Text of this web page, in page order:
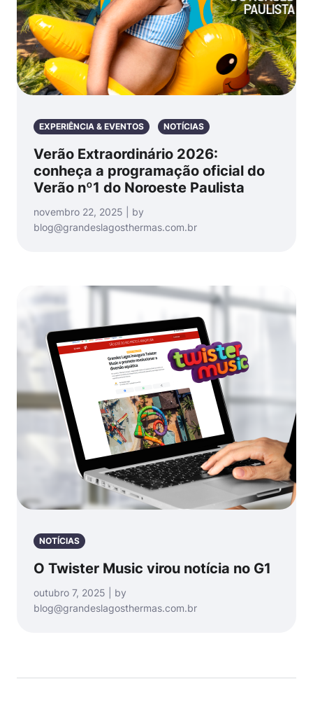
EXPERIÊNCIA & EVENTOS NOTÍCIAS
Verão Extraordinário 2026:
conheça a programação oficial do
Verão nº1 do Noroeste Paulista
novembro 22, 2025 | by
blog@grandeslagosthermas.com.br
NOTÍCIAS
O Twister Music virou notícia no G1
outubro 7, 2025 | by
blog@grandeslagosthermas.com.br